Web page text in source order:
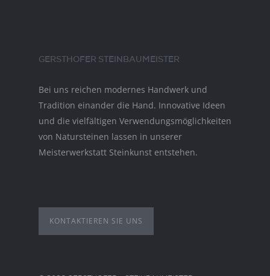
GERSTHOFER STEINBAUMEISTER
Bei uns reichen modernes Handwerk und
Tradition einander die Hand. Innovative Ideen
und die vielfältigen Verwendungsmöglichkeiten
von Natursteinen lassen in unserer
Meisterwerkstatt Steinkunst entstehen.
KONTAKTIEREN SIE UNS